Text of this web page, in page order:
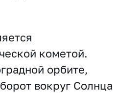
кометой.
орбите,
вокруг Солнца